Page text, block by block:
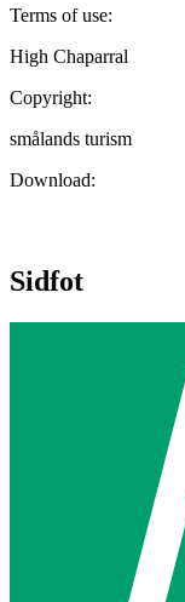
Terms of use:
High Chaparral
Copyright:
smålands turism
Download:
Sidfot